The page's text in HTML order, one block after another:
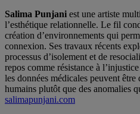
Salima Punjani est une artiste
l’esthétique relationnelle. Le fil
création d’environnements qui
connexion. Ses travaux récents
processus d’isolement et de
repos comme résistance à
les données médicales peuvent
humains plutôt que des anomalies
salimapunjani.com